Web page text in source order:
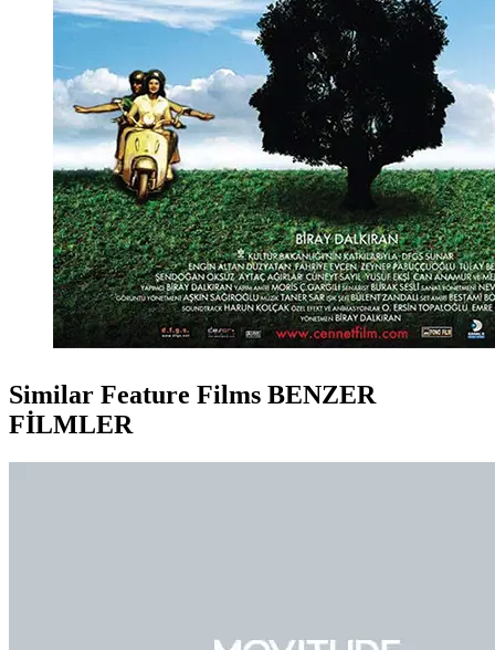
Similar Feature Films BENZER
FİLMLER